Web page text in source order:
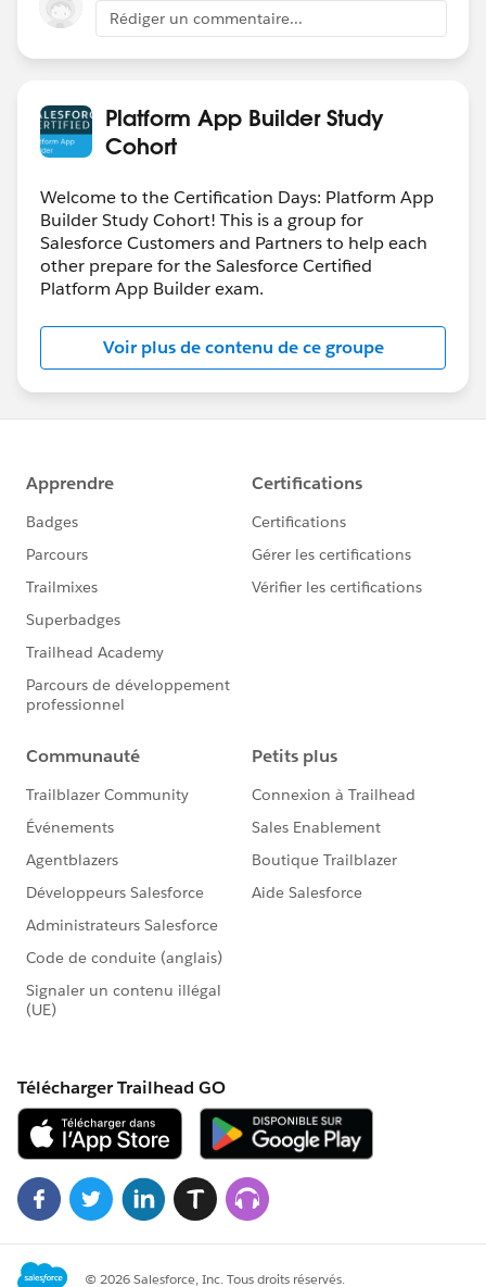
Rédiger un commentaire...
Platform App Builder Study
Cohort
Welcome to the Certification Days: Platform App
Builder Study Cohort! This is a group for
Salesforce Customers and Partners to help each
other prepare for the Salesforce Certified
Platform App Builder exam.
Voir plus de contenu de ce groupe